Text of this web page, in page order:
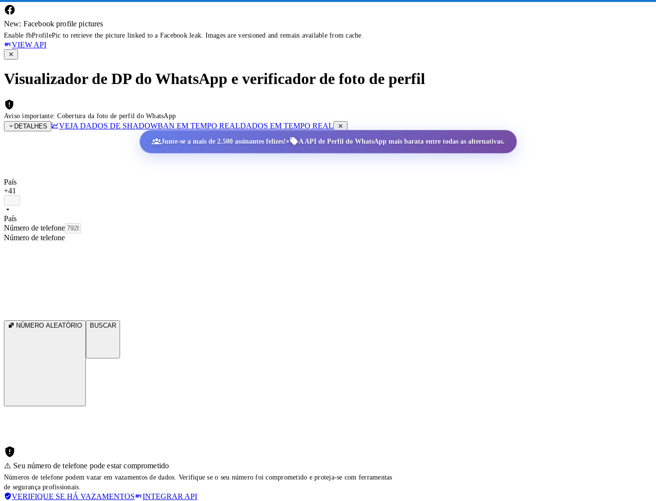
New: Facebook profile pictures
Enable fbProfilePic to retrieve the picture linked to a Facebook leak. Images are versioned and remain available from cache.
VIEW API
Visualizador de DP do WhatsApp e verificador de foto de perfil
Aviso importante: Cobertura da foto de perfil do WhatsApp
DETALHES
VEJA DADOS DE SHADOWBAN EM TEMPO REALDADOS EM TEMPO REAL
Junte-se a mais de 2.500 assinantes felizes!• A API de Perfil do WhatsApp mais barata entre todas as alternativas.
País
+41
País
Número de telefone
Número de telefone
NÚMERO ALEATÓRIO BUSCAR
⚠️ Seu número de telefone pode estar comprometido
Números de telefone podem vazar em vazamentos de dados. Verifique se o seu número foi comprometido e proteja-se com ferramentas
de segurança profissionais.
VERIFIQUE SE HÁ VAZAMENTOS INTEGRAR API